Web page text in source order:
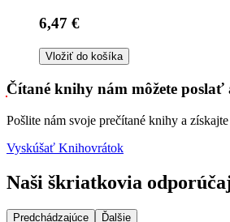
6,47 €
Vložiť do košíka
Čítané knihy nám môžete poslať
Pošlite nám svoje prečítané knihy a
Vyskúšať Knihovrátok
Naši škriatkovia
Predchádzajúce Ďalšie